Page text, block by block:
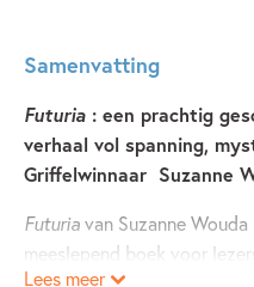
Samenvatting
Futuria : een prachtig
verhaal vol spanning,
Griffelwinnaar Suzanne
Futuriavan Suzanne
meeslepend boek voor
Lees meer